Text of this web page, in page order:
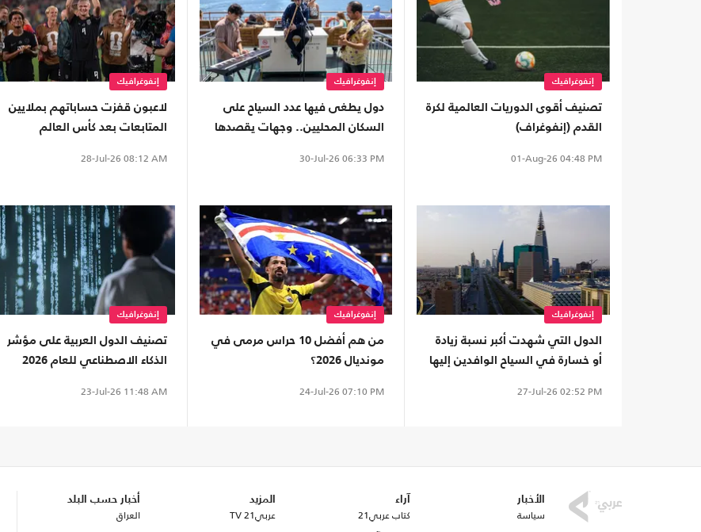
إنفوغرافيك
تصنيف أقوى الدوريات العالمية لكرة
القدم (إنفوغراف)
01-Aug-26 04:48 PM
إنفوغرافيك
دول يطغى فيها عدد السياح على
السكان المحليين.. وجهات يقصدها
30-Jul-26 06:33 PM
إنفوغرافيك
لاعبون قفزت حساباتهم بملايين
المتابعات بعد كأس العالم
28-Jul-26 08:12 AM
إنفوغرافيك
الدول التي شهدت أكبر نسبة زيادة
أو خسارة في السياح الوافدين إليها
27-Jul-26 02:52 PM
إنفوغرافيك
من هم أفضل 10 حراس مرمى في
مونديال 2026؟
24-Jul-26 07:10 PM
إنفوغرافيك
تصنيف الدول العربية على مؤشر
الذكاء الاصطناعي للعام 2026
23-Jul-26 11:48 AM
الأخبار
سياسة
آراء
كتاب عربي21
المزيد
عربي21 TV
أخبار حسب البلد
العراق